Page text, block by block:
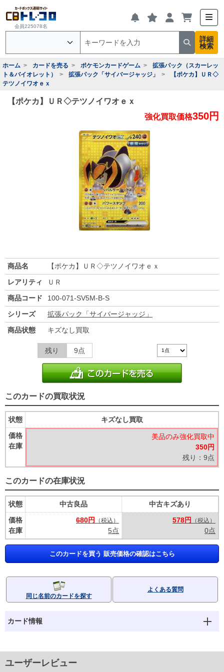
会員225078名
詳細
検索
ホーム カードを売る ポケモンカードゲーム
拡張パック（スカーレッ
ト＆バイオレット）
拡張パック「サイバージャッジ」
【ポケカ】ＵＲ◇
テツノイワオｅｘ
【ポケカ】ＵＲ◇テツノイワオｅｘ
強化買取価格350円
商品名
【ポケカ】ＵＲ◇テツノイワオｅｘ
レアリティ
ＵＲ
商品コード
100-071-SV5M-B-S
シリーズ
拡張パック「サイバージャッジ」
商品状態
キズなし買取
残り 9点
このカードの買取状況
状態
価格
在庫
キズなし買取
美品のみ強化買取中
350円
残り：9点
このカードの在庫状況
状態
価格
在庫
中古良品
680円
（税込）
5点
中古キズあり
578円
（税込）
0点
このカードを買う 販売価格の確認はこちら
同じ名前のカードを探す
よくある質問
カード情報
ユーザーレビュー